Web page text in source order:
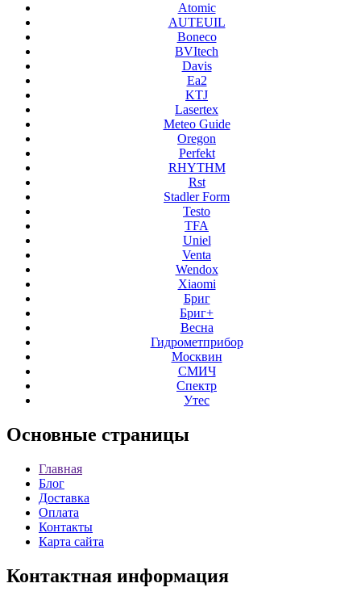
Atomic
AUTEUIL
Boneco
BVItech
Davis
Ea2
KTJ
Lasertex
Meteo Guide
Oregon
Perfekt
RHYTHM
Rst
Stadler Form
Testo
TFA
Uniel
Venta
Wendox
Xiaomi
Бриг
Бриг+
Весна
Гидрометприбор
Москвин
СМИЧ
Спектр
Утес
Основные страницы
Главная
Блог
Доставка
Оплата
Контакты
Карта сайта
Контактная информация